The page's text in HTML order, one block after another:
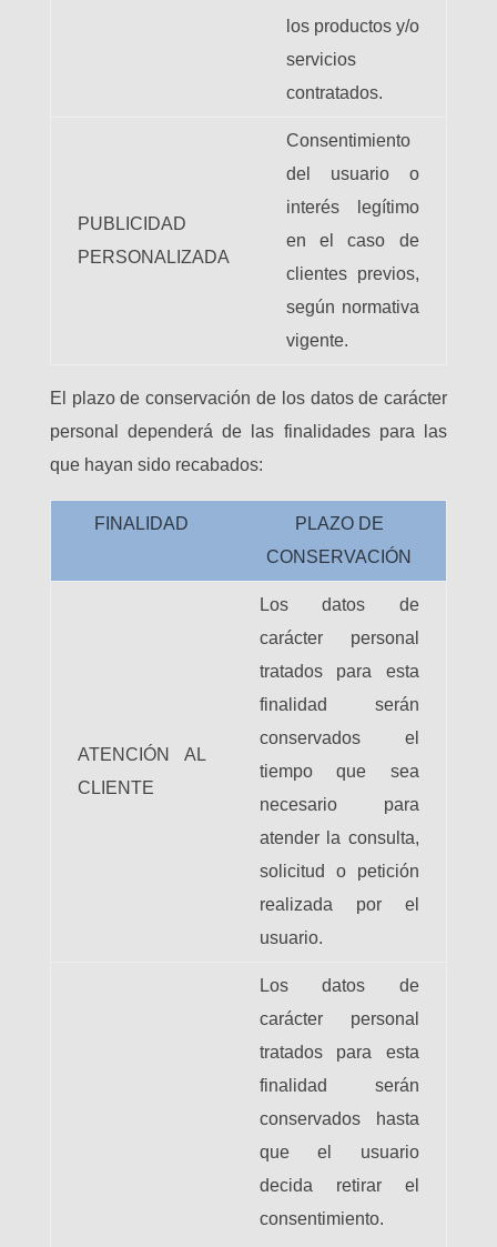
los productos y/o
servicios
contratados.
PUBLICIDAD
PERSONALIZADA
Consentimiento
del usuario o
interés legítimo
en el caso de
clientes previos,
según normativa
vigente.
El plazo de conservación de los datos de carácter
personal dependerá de las finalidades para las
que hayan sido recabados:
FINALIDAD
PLAZO DE
CONSERVACIÓN
ATENCIÓN AL
CLIENTE
Los datos de
carácter personal
tratados para esta
finalidad serán
conservados el
tiempo que sea
necesario para
atender la consulta,
solicitud o petición
realizada por el
usuario.
Los datos de
carácter personal
tratados para esta
finalidad serán
conservados hasta
que el usuario
decida retirar el
consentimiento.